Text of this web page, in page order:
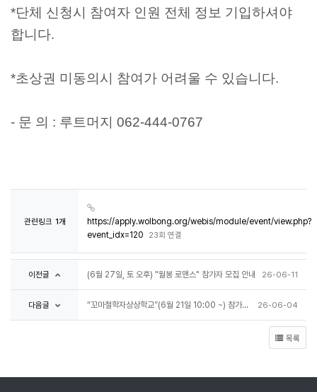
*단체 신청시 참여자 인원 전체 정보 기입하셔야
합니다.
*초상권 미동의시 참여가 어려울 수 있습니다.
- 문 의 : 루트머지 062-444-0767
관련링크 1개
https://apply.wolbong.org/webis/module/event/view.php?
event_idx=120
23회 연결
이전글 (6월 27일, 토 오후) "월봉 로맨스" 참가자 모집 안내 26-06-11
다음글 “꼬마철학자상상학교”(6월 21일 10:00 ~) 참가자 모집 안내 26-06-04
목록